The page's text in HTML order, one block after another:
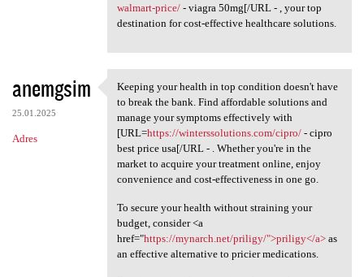
walmart-price/- viagra 50mg[/URL - , your top
destination for cost-effective healthcare solutions.
anemgsim
25.01.2025
Adres
Keeping your health in top
Keeping your health in top condition doesn't have
to break the bank. Find affordable solutions and
manage your symptoms effectively with
[URL=https://winterssolutions.com/cipro/- cipro
best price usa[/URL - . Whether you're in the
market to acquire your treatment online, enjoy
convenience and cost-effectiveness in one go.
To secure your health without straining your
budget, consider <a
href="https://mynarch.net/priligy/">priligy</a>as
an effective alternative to pricier medications.